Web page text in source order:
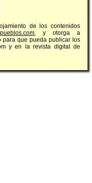
de los contenidos
, y otorga a
para que pueda publicar los
y en la revista digital de